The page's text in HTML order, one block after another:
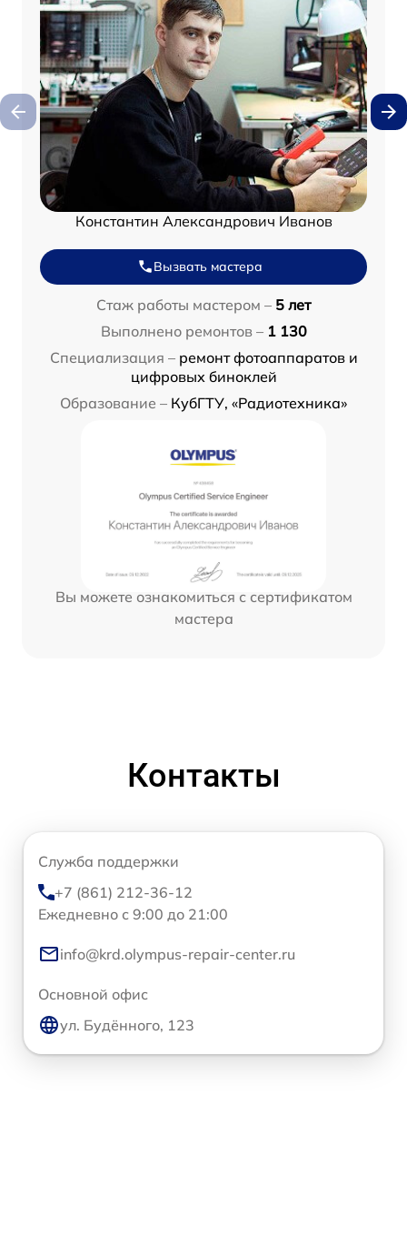
Константин Александрович Иванов
Вызвать мастера
Стаж работы мастером – 5 лет
Выполнено ремонтов – 1 130
Специализация – ремонт фотоаппаратов и
цифровых биноклей
Образование – КубГТУ, «Радиотехника»
Вы можете ознакомиться с сертификатом
мастера
Контакты
Служба поддержки
+7 (861) 212-36-12
Ежедневно с 9:00 до 21:00
info@krd.olympus-repair-center.ru
Основной офис
ул. Будённого, 123